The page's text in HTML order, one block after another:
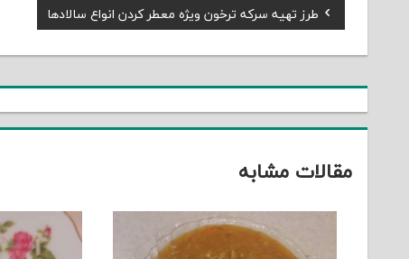
راهبری
نوشته
Previous
Post:
طرز تهیه سركه ترخون ویژه معطر کردن انواع سالادها
مقالات مشابه